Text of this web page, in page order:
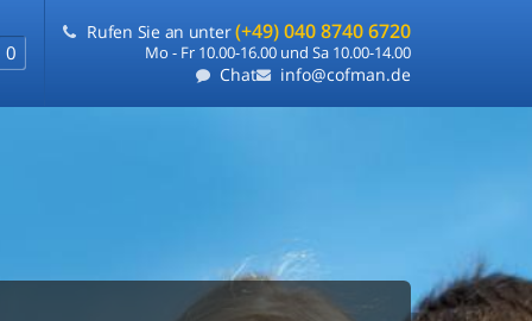
0
Rufen Sie an unter(+49) 040 8740 6720
Mo - Fr 10.00-16.00 und Sa 10.00-14.00
Chat info@cofman.de